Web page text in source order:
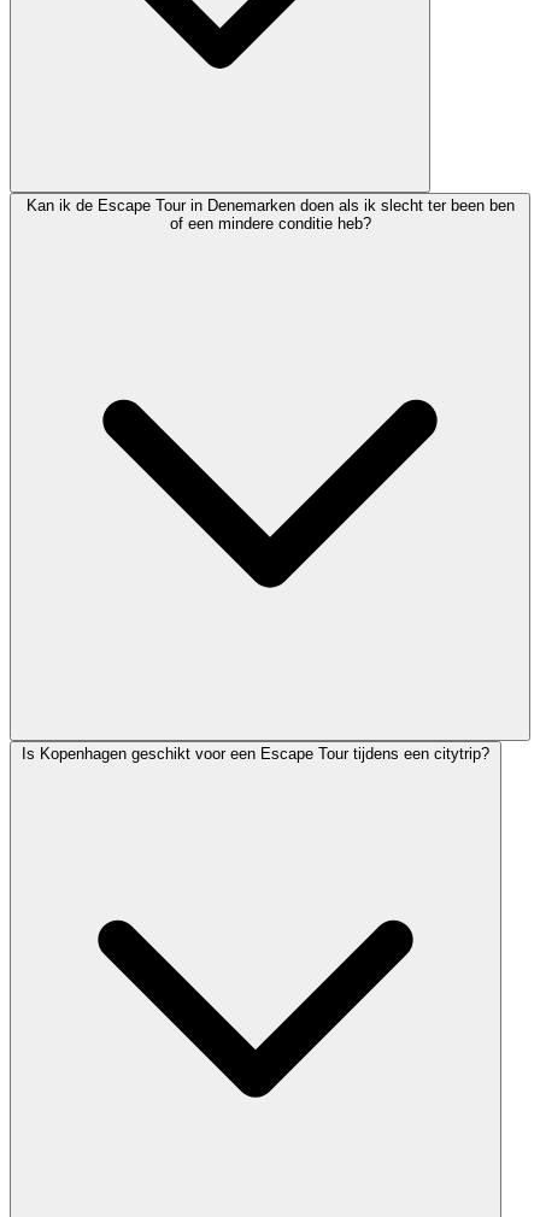
Kan ik de Escape Tour in Denemarken doen als ik slecht ter been ben
of een mindere conditie heb?
Is Kopenhagen geschikt voor een Escape Tour tijdens een citytrip?